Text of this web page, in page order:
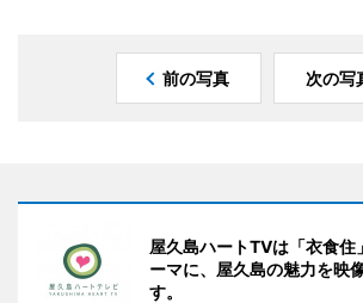
前の写真 次の写
屋久島ハートTVは「衣食住
ーマに、屋久島の魅力を映
す。